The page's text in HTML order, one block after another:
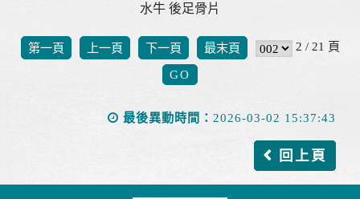
水牛 後足骨片
第一頁 上一頁 下一頁 最末頁 2 / 21 頁
最後異動時間： 2026-03-02 15:37:43
回上頁